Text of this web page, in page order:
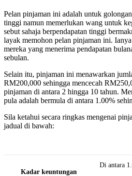
Pelan pinjaman ini adalah untuk
tinggi namun memerlukan wang untuk
sebut sahaja berpendapatan tinggi
layak memohon pelan pinjaman ini.
mereka yang menerima pendapatan
sebulan.
Selain itu, pinjaman ini menawarkan
RM200,000 sehingga mencecah
pinjaman di antara 2 hingga 10 tahun.
pula adalah bermula di antara 1.00%
Sila ketahui secara ringkas mengenai
jadual di bawah:
Kadar keuntungan
Di antara